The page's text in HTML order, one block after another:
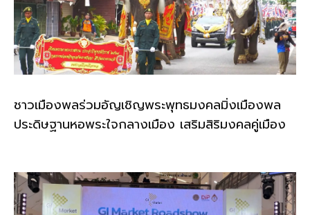
ชาวเมืองพลร่วมอัญเชิญพระพุทธมงคลมิ่งเมืองพล
ประดิษฐานหอพระใจกลางเมือง เสริมสิริมงคลคู่เมือง